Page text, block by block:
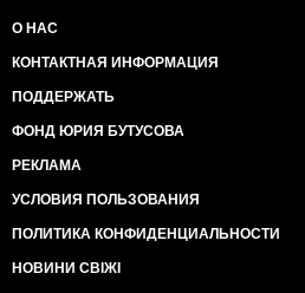
О НАС
КОНТАКТНАЯ ИНФОРМАЦИЯ
ПОДДЕРЖАТЬ
ФОНД ЮРИЯ БУТУСОВА
РЕКЛАМА
УСЛОВИЯ ПОЛЬЗОВАНИЯ
ПОЛИТИКА КОНФИДЕНЦИАЛЬНОСТИ
НОВИНИ СВІЖІ